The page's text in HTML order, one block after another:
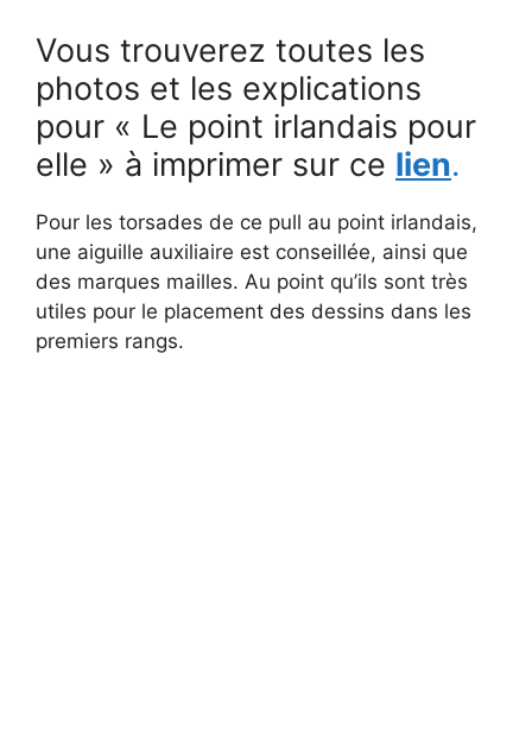
Vous trouverez toutes les
photos et les explications
pour « Le point irlandais pour
elle » à imprimer sur ce lien.
Pour les torsades de ce pull au point irlandais,
une aiguille auxiliaire est conseillée, ainsi que
des marques mailles. Au point qu’ils sont très
utiles pour le placement des dessins dans les
premiers rangs.